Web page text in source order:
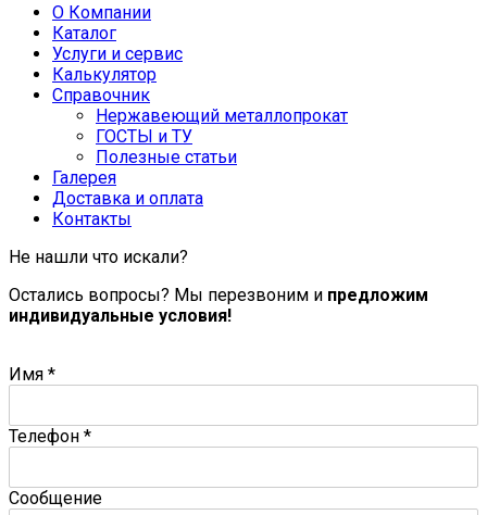
О Компании
Каталог
Услуги и сервис
Калькулятор
Справочник
Нержавеющий металлопрокат
ГОСТЫ и ТУ
Полезные статьи
Галерея
Доставка и оплата
Контакты
Не нашли что искали?
Остались вопросы? Мы перезвоним и предложим
индивидуальные условия!
Имя *
Телефон *
Сообщение